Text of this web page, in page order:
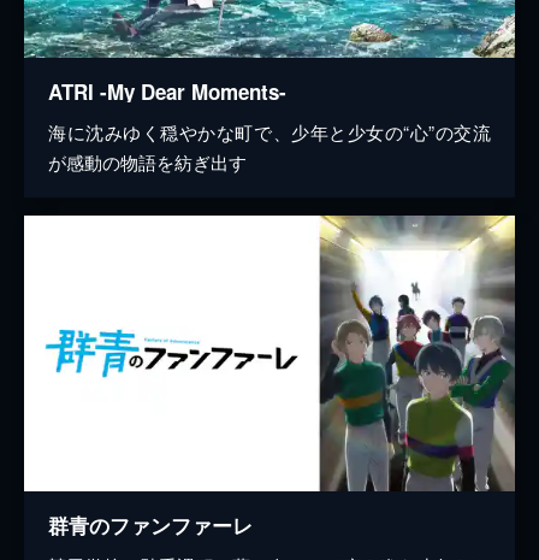
ATRI -My Dear Moments-
海に沈みゆく穏やかな町で、少年と少女の“心”の交流
が感動の物語を紡ぎ出す
群青のファンファーレ